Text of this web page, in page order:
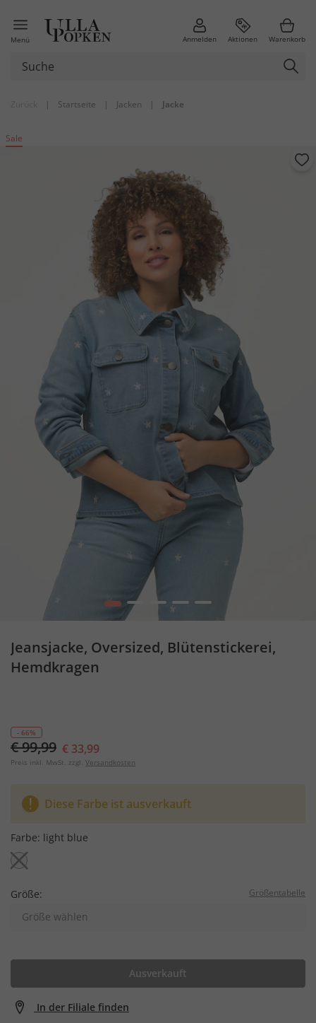
Menü Anmelden Aktionen Warenkorb
| Startseite | Jacken | Jacke
Sale
1 2 3 4 5
Jeansjacke, Oversized, Blütenstickerei,
Hemdkragen
- 66%
€ 99,99 € 33,99
Preis inkl. MwSt. zzgl. Versandkosten
Diese Farbe ist ausverkauft
Farbe: light blue
Größe: Größentabelle
Größe wählen
Ausverkauft
In der Filiale finden